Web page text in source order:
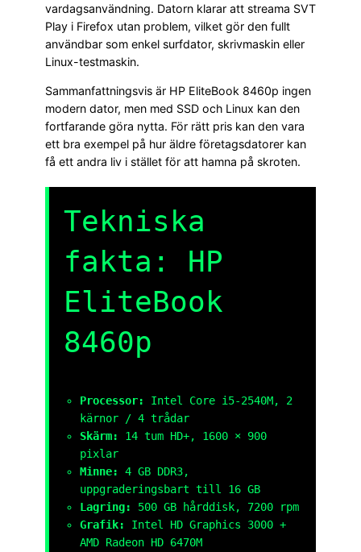
vardagsanvändning. Datorn klarar att streama SVT
Play i Firefox utan problem, vilket gör den fullt
användbar som enkel surfdator, skrivmaskin eller
Linux-testmaskin.
Sammanfattningsvis är HP EliteBook 8460p ingen
modern dator, men med SSD och Linux kan den
fortfarande göra nytta. För rätt pris kan den vara
ett bra exempel på hur äldre företagsdatorer kan
få ett andra liv i stället för att hamna på skroten.
Tekniska
fakta: HP
EliteBook
8460p
Processor:
Intel Core i5-2540M, 2
kärnor / 4 trådar
Skärm:
14 tum HD+, 1600 × 900
pixlar
Minne:
4 GB DDR3,
uppgraderingsbart till 16 GB
Lagring:
500 GB hårddisk, 7200 rpm
Grafik:
Intel HD Graphics 3000 +
AMD Radeon HD 6470M